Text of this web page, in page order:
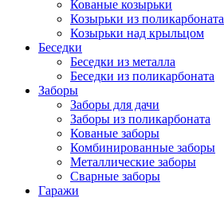
Кованые козырьки
Козырьки из поликарбоната
Козырьки над крыльцом
Беседки
Беседки из металла
Беседки из поликарбоната
Заборы
Заборы для дачи
Заборы из поликарбоната
Кованые заборы
Комбинированные заборы
Металлические заборы
Сварные заборы
Гаражи